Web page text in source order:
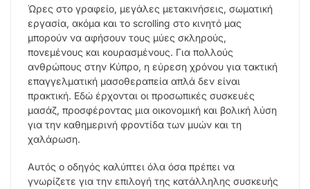
Ώρες στο γραφείο, μεγάλες μετακινήσεις, σωματική
εργασία, ακόμα και το scrolling στο κινητό μας
μπορούν να αφήσουν τους μύες σκληρούς,
πονεμένους και κουρασμένους. Για πολλούς
ανθρώπους στην Κύπρο, η εύρεση χρόνου για τακτική
επαγγελματική μασοθεραπεία απλά δεν είναι
πρακτική. Εδώ έρχονται οι προσωπικές συσκευές
μασάζ, προσφέροντας μια οικονομική και βολική λύση
για την καθημερινή φροντίδα των μυών και τη
χαλάρωση.
Αυτός ο οδηγός καλύπτει όλα όσα πρέπει να
γνωρίζετε για την επιλογή της κατάλληλης συσκευής